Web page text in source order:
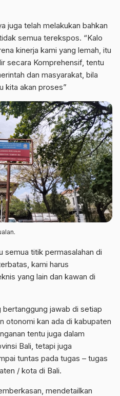
juga telah melakukan bahkan
semua terekspos. “Kalo
kinerja kami yang lemah, itu
secara Komprehensif, tentu
dan masyarakat, bila
kita akan proses”
semua titik permasalahan di
kami harus
yang lain dan kawan di
bertanggung jawab di setiap
otonomi kan ada di kabupaten
tentu juga dalam
Bali, tetapi juga
tuntas pada tugas – tugas
/ kota di Bali.
mendetailkan